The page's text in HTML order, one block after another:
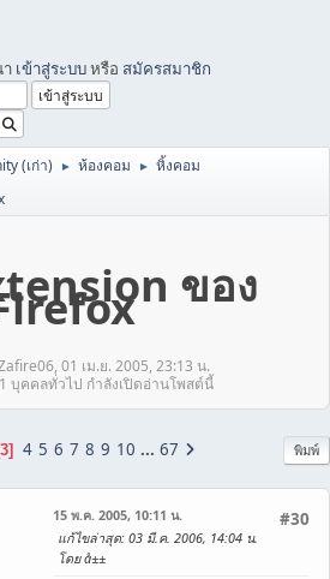
เข้าสู่ระบบหรือ สมัครสมาชิก
(เก่า) ► ห้องคอม ► หิ้งคอม
ของ
01 เม.ย. 2005, 23:13 น.
บุคคลทั่วไป กำลังเปิดอ่านโพสต์นี้
พิมพ์
3 4 5 6 7 8 9 10 ... 67
#30
15 พ.ค. 2005, 10:11 น.
แก้ไขล่าสุด: 03 มี.ค. 2006, 14:04 น.
โดย å±±